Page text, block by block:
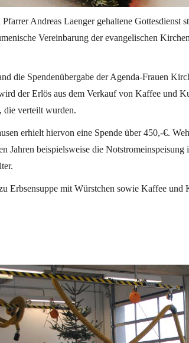
Andreas Laenger gehaltene
Vereinbarung der evangelischen
die Spendenübergabe der Agenda-Frauen
der Erlös aus dem Verkauf von Kaffee und
die verteilt wurden.
erhielt hiervon eine Spende über 450,-€.
Jahren beispielsweise die
Erbsensuppe mit Würstchen sowie Kaffee